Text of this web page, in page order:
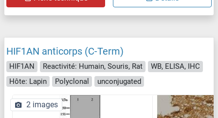
HIF1AN anticorps (C-Term)
HIF1AN Reactivité: Humain, Souris, Rat
WB, ELISA, IHC
Hôte: Lapin
Polyclonal unconjugated
2 images